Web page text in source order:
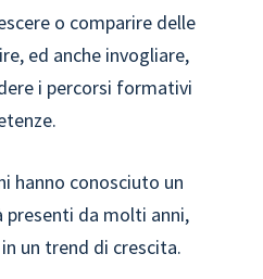
o comparire delle
ed anche invogliare,
i percorsi formativi
hanno conosciuto un
da molti anni,
un trend di crescita.